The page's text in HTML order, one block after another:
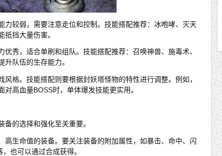
力较弱，需要注意走位和控制。技能搭配推荐：冰咆哮、灭天
挡大量伤害。
秀，适合单刷和组队。技能搭配推荐：召唤神兽、施毒术、
队伍的生存能力。
格。技能搭配则要根据封妖塔怪物的特性进行调整。例如，
高血量BOSS时，单体爆发技能更实用。
的选择和强化至关重要。
高生命值的装备。要关注装备的附加属性，如暴击、命中、闪
也可以通过合成获得。